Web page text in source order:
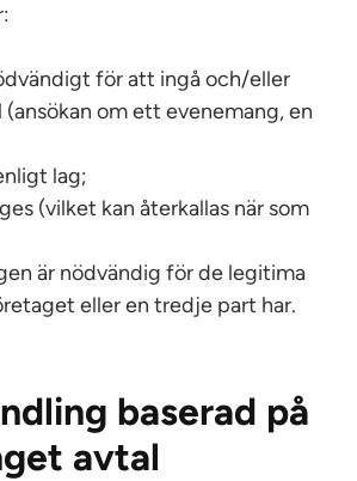
för att ingå och/eller
om ett evenemang, en
lag;
(vilket kan återkallas när som
är nödvändig för de legitima
eller en tredje part har.
baserad på
avtal